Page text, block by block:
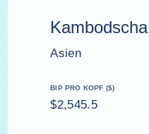
Kambodscha
Asien
BIP PRO KOPF ($)
$2,545.5